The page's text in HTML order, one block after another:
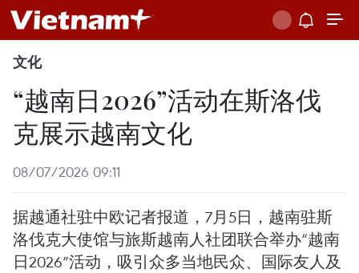
文化
“越南日2026”活动在斯洛伐
克展示越南文化
08/07/2026 09:11
据越通社驻中欧记者报道，7月5日，越南驻斯
洛伐克大使馆与旅斯越南人社团联合举办“越南
日2026”活动，吸引众多当地民众、国际友人及